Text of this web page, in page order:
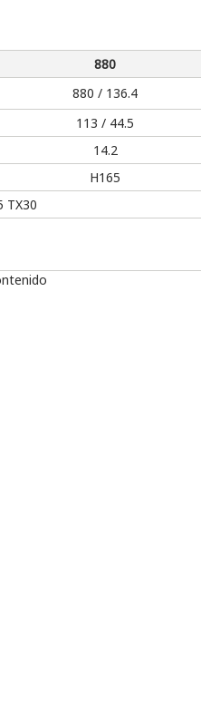
880
880 / 136.4
113 / 44.5
14.2
H165
TX30